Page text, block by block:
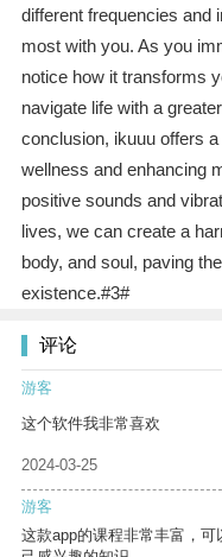
different frequencies and
most with you. As you
notice how it transforms
navigate life with a
conclusion, ikuuu offers
wellness and enhancing
positive sounds and
lives, we can create a
body, and soul, paving
existence.#3#
评论
游客
这个软件我非常喜欢
2024-03-25
游客
这款app的课程非常丰富，